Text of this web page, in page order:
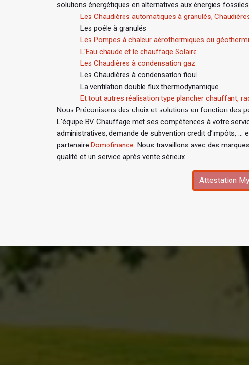
solutions énergétiques en alternatives aux énergies
Les Chaudières automatiques à granulés,
Les poêle à granulés
Les Pompes à chaleur aérothermiques ou
L'Eau chaude et le chauffage Solaire
Les Chaudières à condensation gaz
Les Chaudières à condensation fioul
La ventilation double flux thermodynamique
Et tout autres réalisation type plancher chauffant,
Nous Préconisons des choix et solutions en fonction des
L'équipe BV Chauffage met ses compétences à votre
administratives, demande de subvention crédit d’impôts,
partenaire Domofinance. Nous travaillons avec des
qualité et un service après vente sérieux
Attestation